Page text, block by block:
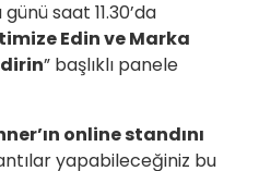
saat 11.30’da
Edin ve Marka
” başlıklı panele
online standını
yapabileceğiniz bu